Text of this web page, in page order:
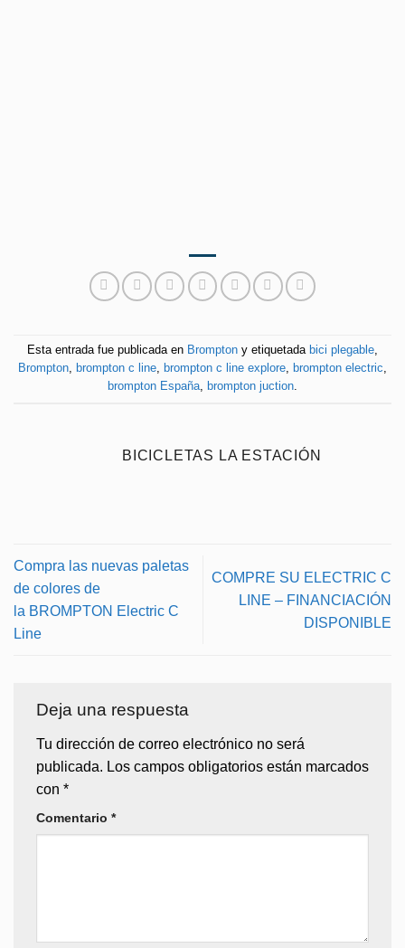
Esta entrada fue publicada en Brompton y etiquetada bici plegable,
Brompton, brompton c line, brompton c line explore, brompton electric,
brompton España, brompton juction.
BICICLETAS LA ESTACIÓN
Compra las nuevas paletas
de colores de
la BROMPTON Electric C
Line
COMPRE SU ELECTRIC C
LINE – FINANCIACIÓN
DISPONIBLE
Deja una respuesta
Tu dirección de correo electrónico no será
publicada. Los campos obligatorios están marcados
con *
Comentario *